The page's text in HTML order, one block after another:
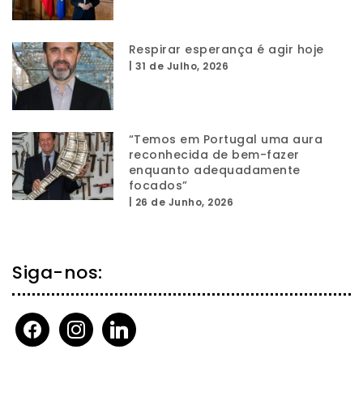
Respirar esperança é agir hoje
31 de Julho, 2026
“Temos em Portugal uma aura
reconhecida de bem-fazer
enquanto adequadamente
focados”
26 de Junho, 2026
Siga-nos:
facebookinstagramlinkedin